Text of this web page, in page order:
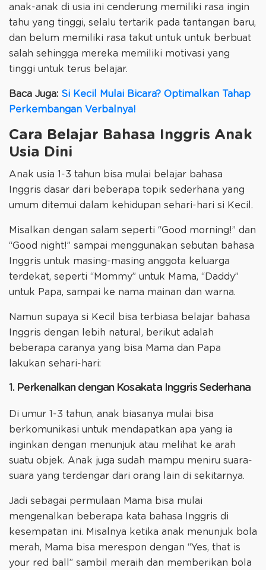
anak-anak di usia ini cenderung memiliki rasa ingin
tahu yang tinggi, selalu tertarik pada tantangan baru,
dan belum memiliki rasa takut untuk untuk berbuat
salah sehingga mereka memiliki motivasi yang
tinggi untuk terus belajar.
Baca Juga: Si Kecil Mulai Bicara? Optimalkan Tahap
Perkembangan Verbalnya!
Cara Belajar Bahasa Inggris Anak
Usia Dini
Anak usia 1-3 tahun bisa mulai belajar bahasa
Inggris dasar dari beberapa topik sederhana yang
umum ditemui dalam kehidupan sehari-hari si Kecil.
Misalkan dengan salam seperti “Good morning!” dan
“Good night!” sampai menggunakan sebutan bahasa
Inggris untuk masing-masing anggota keluarga
terdekat, seperti “Mommy” untuk Mama, “Daddy”
untuk Papa, sampai ke nama mainan dan warna.
Namun supaya si Kecil bisa terbiasa belajar bahasa
Inggris dengan lebih natural, berikut adalah
beberapa caranya yang bisa Mama dan Papa
lakukan sehari-hari:
1. Perkenalkan dengan Kosakata Inggris Sederhana
Di umur 1-3 tahun, anak biasanya mulai bisa
berkomunikasi untuk mendapatkan apa yang ia
inginkan dengan menunjuk atau melihat ke arah
suatu objek. Anak juga sudah mampu meniru suara-
suara yang terdengar dari orang lain di sekitarnya.
Jadi sebagai permulaan Mama bisa mulai
mengenalkan beberapa kata bahasa Inggris di
kesempatan ini. Misalnya ketika anak menunjuk bola
merah, Mama bisa merespon dengan “Yes, that is
your red ball” sambil meraih dan memberikan bola